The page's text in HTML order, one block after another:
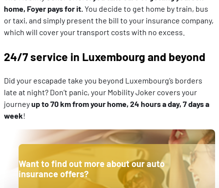
home, Foyer pays for it.You decide to get home by train, bus
or taxi, and simply present the bill to your insurance company,
which will cover your transport costs with no excess.
24/7 service in Luxembourg and beyond
Did your escapade take you beyond Luxembourg’s borders
late at night? Don’t panic, your Mobility Joker covers your
journeyup to 70 km from your home, 24 hours a day, 7 days a
week!
Want to find out more about our auto
insurance offers?